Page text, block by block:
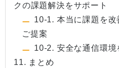
クの課題解決をサポート
10-1. 本当に課題を
ご提案
10-2. 安全な通信環境
11. まとめ